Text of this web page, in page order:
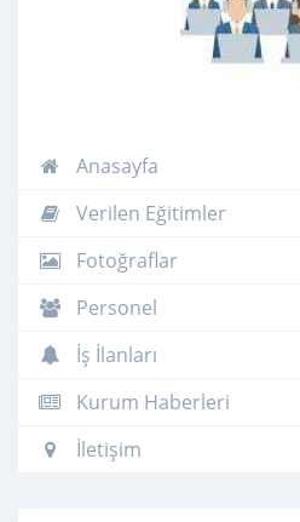
Anasayfa
Verilen Eğitimler
Fotoğraflar
Personel
İş İlanları
Kurum Haberleri
İletişim